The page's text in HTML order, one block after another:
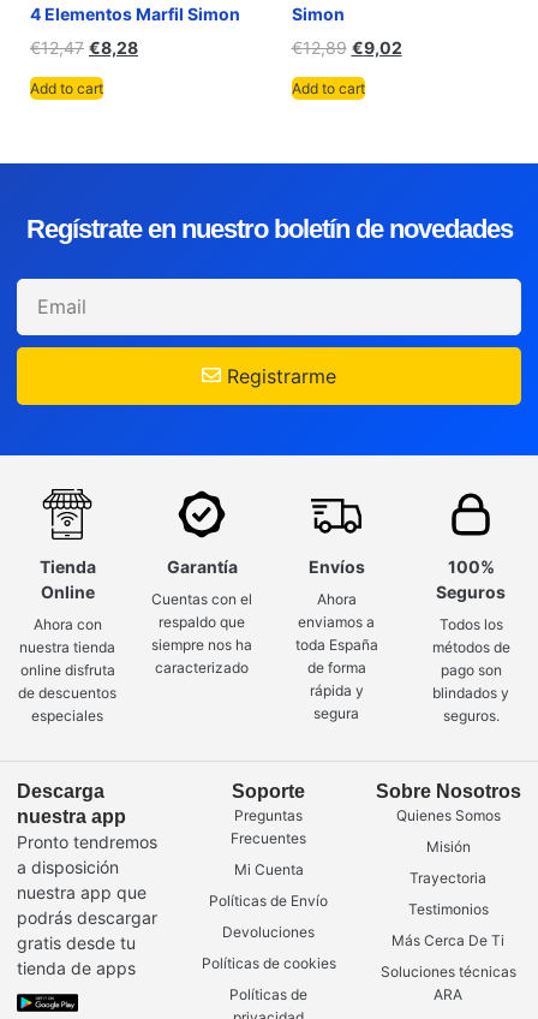
4 Elementos Marfil Simon
€12,47 €8,28
Add to cart
Simon
€12,89 €9,02
Add to cart
Regístrate en nuestro boletín de novedades
Registrarme
Tienda
Online
Ahora con
nuestra tienda
online disfruta
de descuentos
especiales
Garantía
Cuentas con el
respaldo que
siempre nos ha
caracterizado
Envíos
Ahora
enviamos a
toda España
de forma
rápida y
segura
100%
Seguros
Todos los
métodos de
pago son
blindados y
seguros.
Descarga
nuestra app
Pronto tendremos
a disposición
nuestra app que
podrás descargar
gratis desde tu
tienda de apps
Soporte
Preguntas
Frecuentes
Mi Cuenta
Políticas de Envío
Devoluciones
Políticas de cookies
Políticas de
Sobre Nosotros
Quienes Somos
Misión
Trayectoria
Testimonios
Más Cerca De Ti
Soluciones técnicas
ARA